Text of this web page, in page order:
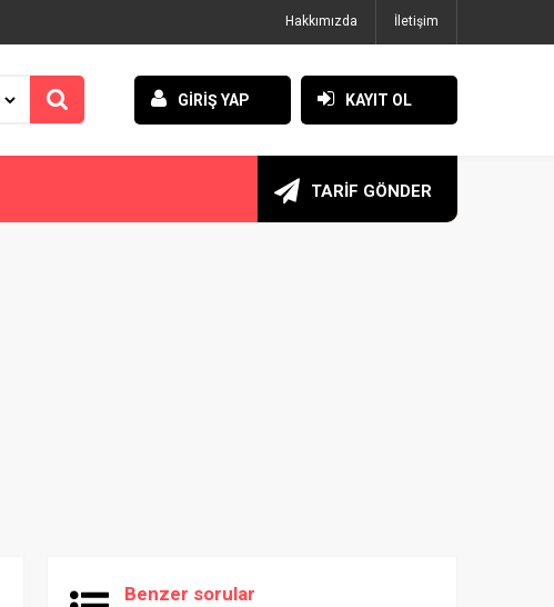
Hakkımızda İletişim
GİRİŞ YAP KAYIT OL
TARİF GÖNDER
Benzer sorular